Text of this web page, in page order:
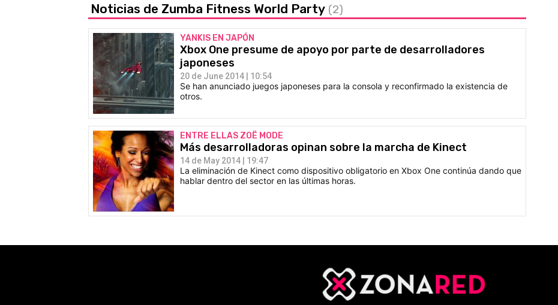
Noticias de Zumba Fitness World Party (2)
YANKIS EN JAPÓN
Xbox One presume de apoyo por parte de desarrolladores
japoneses
20 de June 2014 | 10:54
Se han anunciado juegos japoneses para la consola y reconfirmado la existencia de
otros.
ENTRE ELLAS ZOË MODE
Más desarrolladoras opinan sobre la marcha de Kinect
14 de May 2014 | 19:47
La eliminación de Kinect como dispositivo obligatorio en Xbox One continúa dando que
hablar dentro del sector en las últimas horas.